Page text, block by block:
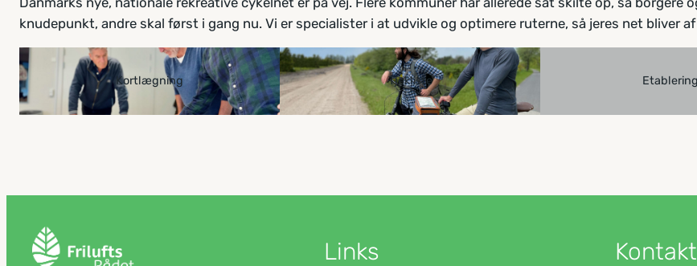
knudepunkt, andre skal først i gang nu. Vi er specialister i at udvikle og optimere ruterne, så jeres net bliver
Kortlægning Tjekliste Etablering
Links Kontakt